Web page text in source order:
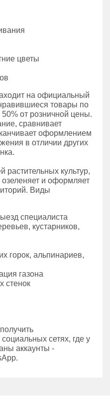
цветы
на официальный
товары по
от розничной цены.
сравнивает
оформлением
в отличии других
растительных культур,
озеленяет и оформляет
Виды
специалиста
кустарников,
горок, альпинариев,
газона
стенок
сетях, где у
аккаунты -